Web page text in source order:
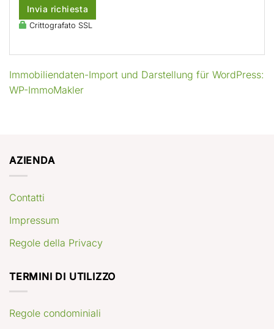
Invia richiesta
Crittografato SSL
Immobiliendaten-Import und Darstellung für WordPress:
WP-ImmoMakler
AZIENDA
Contatti
Impressum
Regole della Privacy
TERMINI DI UTILIZZO
Regole condominiali